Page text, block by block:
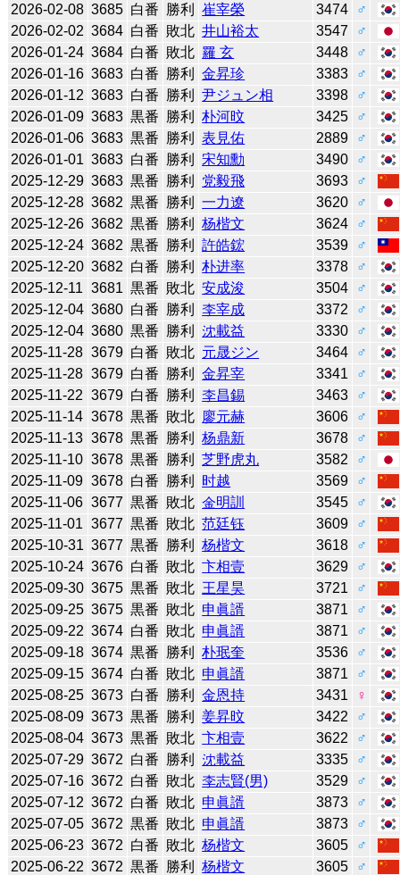
2026-02-08 3685 白番 勝利 崔宰榮 3474
♂
2026-02-02 3684 白番 敗北 井山裕太 3547
♂
2026-01-24 3684 白番 敗北 羅 玄 3448
♂
2026-01-16 3683 白番 勝利 金昇珍 3383
♂
2026-01-12 3683 白番 勝利 尹ジュン相 3398
♂
2026-01-09 3683 黒番 勝利 朴河旼 3425
♂
2026-01-06 3683 黒番 勝利 表見佑 2889
♂
2026-01-01 3683 白番 勝利 宋知勳 3490
♂
2025-12-29 3683 黒番 勝利 党毅飛 3693
♂
2025-12-28 3682 黒番 勝利 一力遼 3620
♂
2025-12-26 3682 黒番 勝利 杨楷文 3624
♂
2025-12-24 3682 黒番 勝利 許皓鋐 3539
♂
2025-12-20 3682 白番 勝利 朴进率 3378
♂
2025-12-11 3681 黒番 敗北 安成浚 3504
♂
2025-12-04 3680 白番 勝利 李宰成 3372
♂
2025-12-04 3680 黒番 勝利 沈載益 3330
♂
2025-11-28 3679 白番 敗北 元晟ジン 3464
♂
2025-11-28 3679 白番 勝利 金昇宰 3341
♂
2025-11-22 3679 白番 勝利 李昌錫 3463
♂
2025-11-14 3678 黒番 敗北 廖元赫 3606
♂
2025-11-13 3678 黒番 勝利 杨鼎新 3678
♂
2025-11-10 3678 黒番 勝利 芝野虎丸 3582
♂
2025-11-09 3678 白番 勝利 时越 3569
♂
2025-11-06 3677 黒番 敗北 金明訓 3545
♂
2025-11-01 3677 黒番 敗北 范廷钰 3609
♂
2025-10-31 3677 黒番 勝利 杨楷文 3618
♂
2025-10-24 3676 白番 敗北 卞相壹 3629
♂
2025-09-30 3675 黒番 敗北 王星昊 3721
♂
2025-09-25 3675 黒番 敗北 申眞諝 3871
♂
2025-09-22 3674 白番 敗北 申眞諝 3871
♂
2025-09-18 3674 黒番 勝利 朴珉奎 3536
♂
2025-09-15 3674 白番 敗北 申眞諝 3871
♂
2025-08-25 3673 白番 勝利 金恩持 3431
♀
2025-08-09 3673 黒番 勝利 姜昇旼 3422
♂
2025-08-04 3673 黒番 敗北 卞相壹 3622
♂
2025-07-29 3672 白番 勝利 沈載益 3335
♂
2025-07-16 3672 白番 敗北 李志賢(男) 3529
♂
2025-07-12 3672 白番 敗北 申眞諝 3873
♂
2025-07-05 3672 黒番 敗北 申眞諝 3873
♂
2025-06-23 3672 白番 敗北 杨楷文 3605
♂
2025-06-22 3672 黒番 勝利 杨楷文 3605
♂